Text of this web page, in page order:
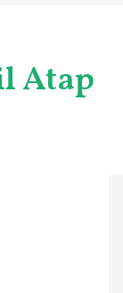
Atap